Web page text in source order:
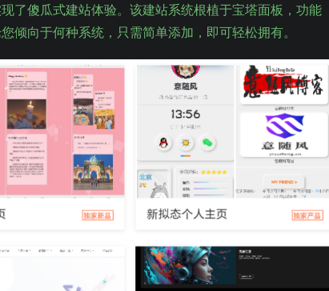
了傻瓜式建站体验。该建站系统根植于宝塔面板，功能
倾向于何种系统，只需简单添加，即可轻松拥有。